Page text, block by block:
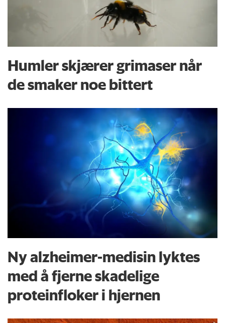
Humler skjærer grimaser når
de smaker noe bittert
Ny alzheimer-medisin lyktes
med å fjerne skadelige
proteinfloker i hjernen